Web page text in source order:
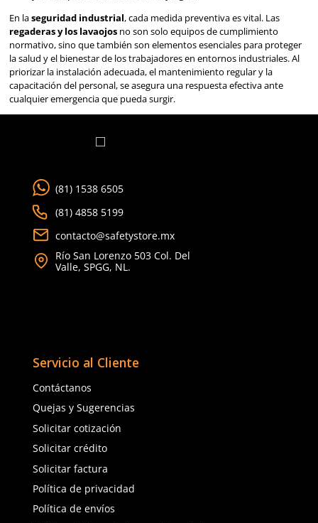
¿Por qué son
regaderas y lavaojos en
áreas de trabajo con
químico?
¿Por qué son Cruciales las Regaderas y los Lavaojos
Seguridad Industrial?**
Imagina una situación en la que un trabajador entra en
una sustancia química corrosiva. En tales circunstancias,
cuenta. Las regaderas y los lavaojos proporcionan una
inmediata y accesible, permitiendo al trabajador enjuagar
afectada con agua limpia para minimizar el daño.
Espacios de Trabajo
Características Clave a Considerar**
Accesibilidad y Visibilidad:
estar ubicados en áreas fácilmente accesibles y
visibles. La velocidad de respuesta es esencial en
para todos los trabajadores.
Flujo de Agua Consistente: